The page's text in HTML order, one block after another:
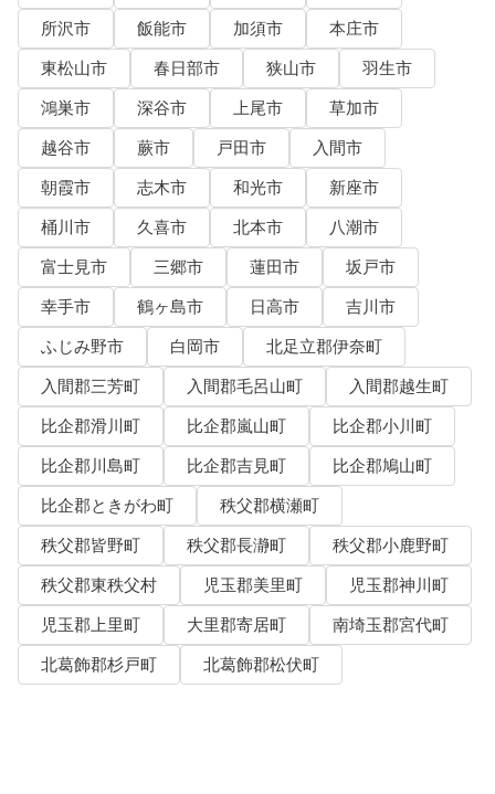
所沢市
飯能市 加須市
本庄市
東松山市
春日部市 狭山市
羽生市
鴻巣市
深谷市 上尾市
草加市
越谷市
蕨市 戸田市
入間市
朝霞市
志木市 和光市
新座市
桶川市
久喜市 北本市
八潮市
富士見市
三郷市 蓮田市
坂戸市
幸手市
鶴ヶ島市 日高市
吉川市
ふじみ野市
白岡市
北足立郡伊奈町
入間郡三芳町
入間郡毛呂山町
入間郡越生町
比企郡滑川町
比企郡嵐山町
比企郡小川町
比企郡川島町
比企郡吉見町
比企郡鳩山町
比企郡ときがわ町
秩父郡横瀬町
秩父郡皆野町
秩父郡長瀞町
秩父郡小鹿野町
秩父郡東秩父村
児玉郡美里町
児玉郡神川町
児玉郡上里町
大里郡寄居町
南埼玉郡宮代町
北葛飾郡杉戸町
北葛飾郡松伏町